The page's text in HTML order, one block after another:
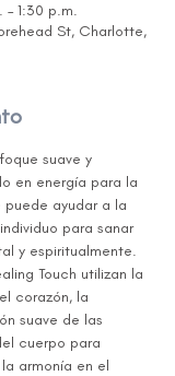
– 1:30 p.m.
St, Charlotte,
suave y
en energía para la
ayudar a la
para sanar
y espiritualmente.
Touch utilizan la
corazón, la
suave de las
cuerpo para
armonía en el